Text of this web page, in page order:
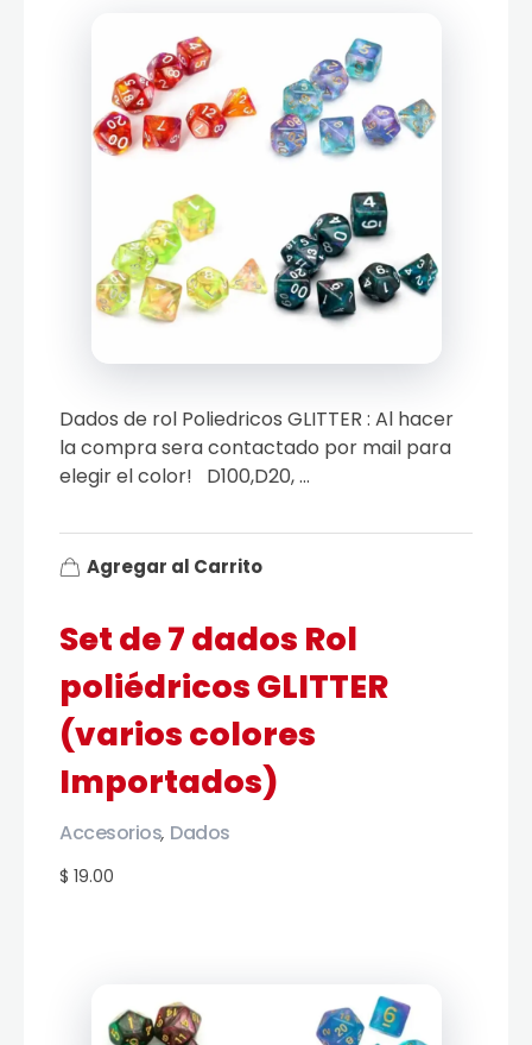
Set de 7 dados Rol
poliédricos GLITTER
(varios colores
Importados)
$ 19.00
Accesorios, Dados
Dados de rol Poliedricos GLITTER : Al hacer
la compra sera contactado por mail para
elegir el color! D100,D20, ...
Agregar al Carrito